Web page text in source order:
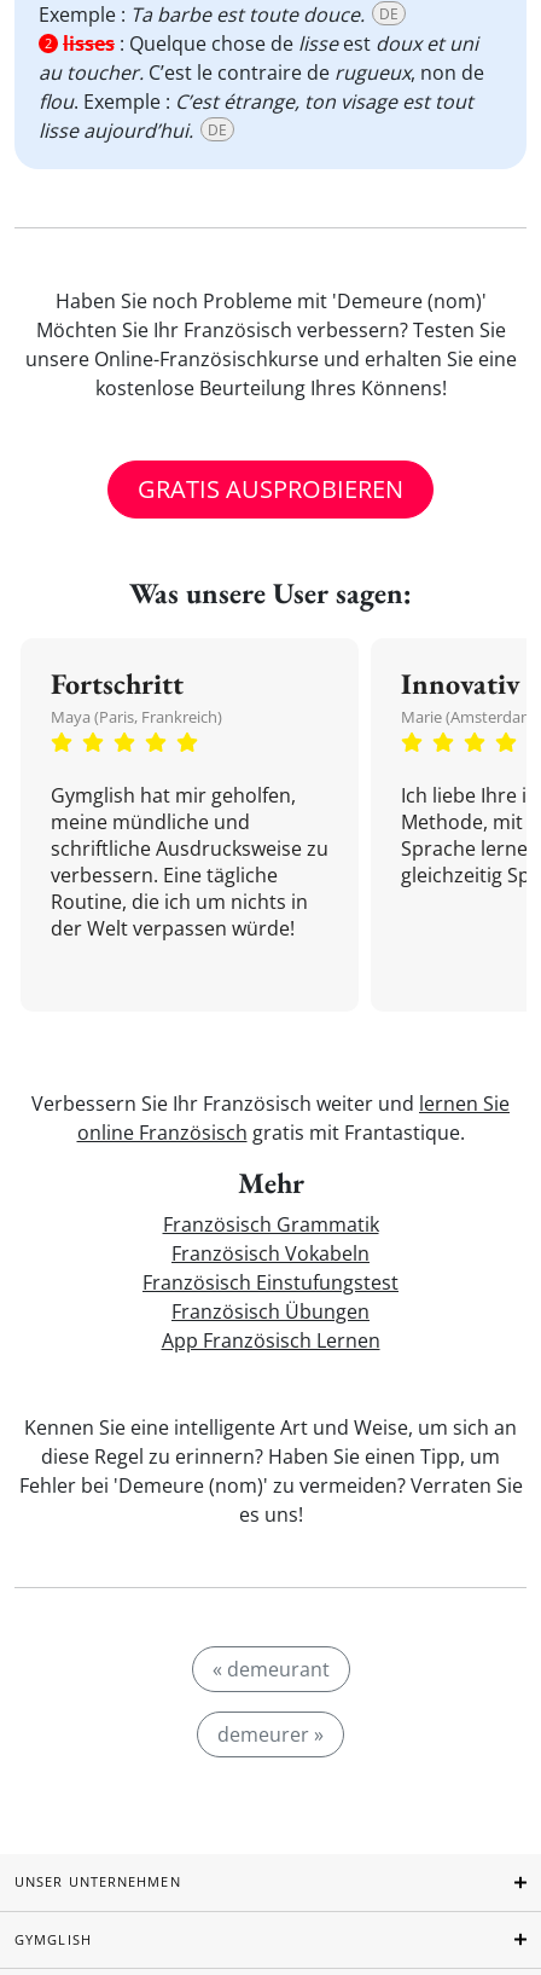
Exemple : Ta barbe est toute douce. DE
2 lisses : Quelque chose de lisseest doux et uni
au toucher. C’est le contraire de rugueux, non de
flou. Exemple : C’est étrange, ton visage est tout
lisse aujourd’hui.
DE
Haben Sie noch Probleme mit 'Demeure (nom)'
Möchten Sie Ihr Französisch verbessern? Testen Sie
unsere Online-Französischkurse und erhalten Sie eine
kostenlose Beurteilung Ihres Könnens!
GRATIS AUSPROBIEREN
Was unsere User sagen:
Fortschritt
Maya (Paris, Frankreich)
Gymglish hat mir geholfen,
meine mündliche und
schriftliche Ausdrucksweise zu
verbessern. Eine tägliche
Routine, die ich um nichts in
der Welt verpassen würde!
Innovativ
Marie
Ich liebe Ihre
Methode, mit
Sprache
gleichzeitig
Verbessern Sie Ihr Französisch weiter und lernen Sie
online Französisch gratis mit Frantastique.
Mehr
Französisch Grammatik
Französisch Vokabeln
Französisch Einstufungstest
Französisch Übungen
App Französisch Lernen
Kennen Sie eine intelligente Art und Weise, um sich an
diese Regel zu erinnern? Haben Sie einen Tipp, um
Fehler bei 'Demeure (nom)' zu vermeiden? Verraten Sie
es uns!
« demeurant
demeurer »
UNSER UNTERNEHMEN
GYMGLISH